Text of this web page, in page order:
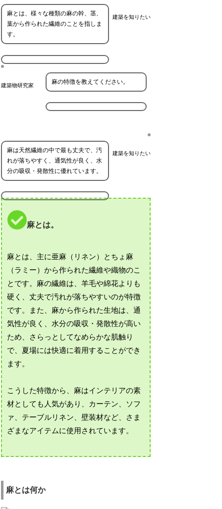
建築を知りたい
麻とは、様々な種類の麻の幹、茎、
葉から作られた繊維のことを指しま
す。
建築物研究家 麻の特徴を教えてください。
建築を知りたい
麻は天然繊維の中で最も丈夫で、汚
れが落ちやすく、通気性が良く、水
分の吸収・発散性に優れています。
麻とは。
麻とは、主に亜麻（リネン）とちょ麻
（ラミー）から作られた繊維や織物のこ
とです。麻の繊維は、羊毛や綿花よりも
硬く、丈夫で汚れが落ちやすいのが特徴
です。また、麻から作られた生地は、通
気性が良く、水分の吸収・発散性が高い
ため、さらっとしてなめらかな肌触り
で、夏場には快適に着用することができ
ます。
こうした特徴から、麻はインテリアの素
材としても人気があり、カーテン、ソフ
ァ、テーブルリネン、壁装材など、さま
ざまなアイテムに使用されています。
麻とは何か